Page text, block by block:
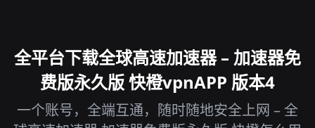
全平台下载全球高速加速器 – 加速器免
费版永久版 快橙vpnAPP 版本4
一个账号，全端互通，随时随地安全上网 – 全